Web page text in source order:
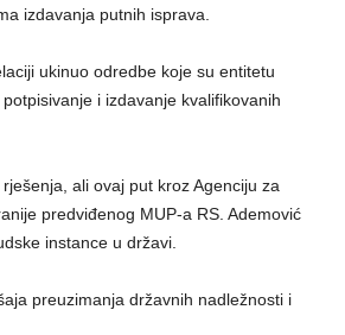
izdavanja putnih isprava.
ukinuo odredbe koje su entitetu
i izdavanje kvalifikovanih
ali ovaj put kroz Agenciju za
predviđenog MUP-a RS. Ademović
instance u državi.
preuzimanja državnih nadležnosti i